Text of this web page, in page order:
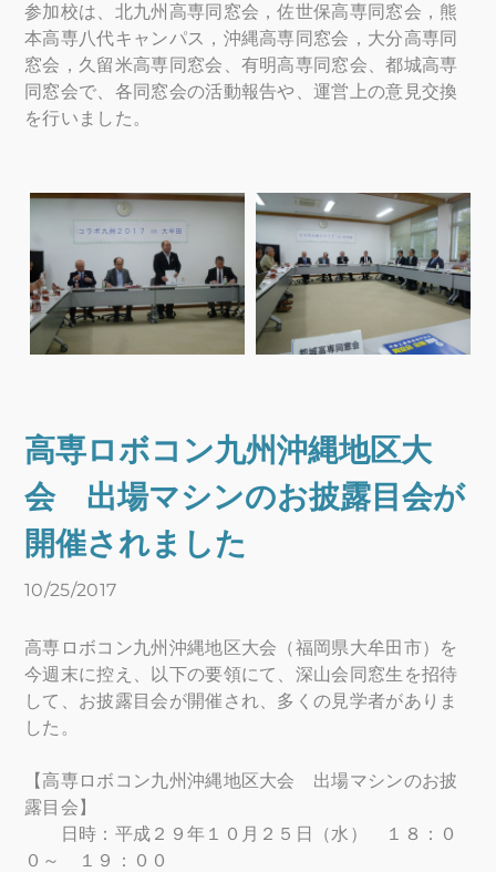
参加校は、北九州高専同窓会，佐世保高専同窓会，熊
本高専八代キャンパス，沖縄高専同窓会，大分高専同
窓会，久留米高専同窓会、有明高専同窓会、都城高専
同窓会で、各同窓会の活動報告や、運営上の意見交換
を行いました。
高専ロボコン九州沖縄地区大
会 出場マシンのお披露目会が
開催されました
10/25/2017
高専ロボコン九州沖縄地区大会（福岡県大牟田市）を
今週末に控え、以下の要領にて、深山会同窓生を招待
して、お披露目会が開催され、多くの見学者がありま
した。
【高専ロボコン九州沖縄地区大会 出場マシンのお披
露目会】
日時：平成２９年１０月２５日（水） １８：０
０～ １９：００